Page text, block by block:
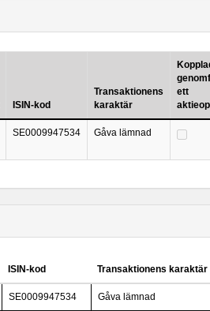
ISIN-kod
Transaktionens
karaktär
ett
SE0009947534 Gåva lämnad
ISIN-kod Transaktionens karaktär
SE0009947534 Gåva lämnad